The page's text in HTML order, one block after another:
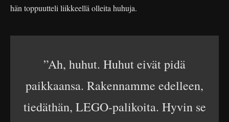
hän toppuutteli liikkeellä olleita huhuja.
”Ah, huhut. Huhut eivät pidä
paikkaansa. Rakennamme edelleen,
tiedäthän, LEGO-palikoita. Hyvin se